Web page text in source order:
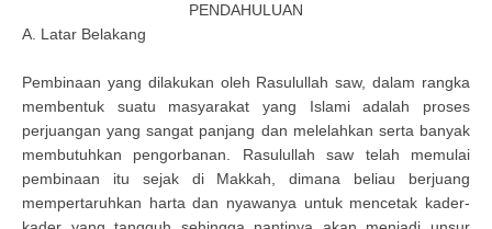
PENDAHULUAN
A. Latar Belakang
Pembinaan yang dilakukan oleh Rasulullah saw, dalam rangka
membentuk suatu masyarakat yang Islami adalah proses
perjuangan yang sangat panjang dan melelahkan serta banyak
membutuhkan pengorbanan. Rasulullah saw telah memulai
pembinaan itu sejak di Makkah, dimana beliau berjuang
mempertaruhkan harta dan nyawanya untuk mencetak kader-